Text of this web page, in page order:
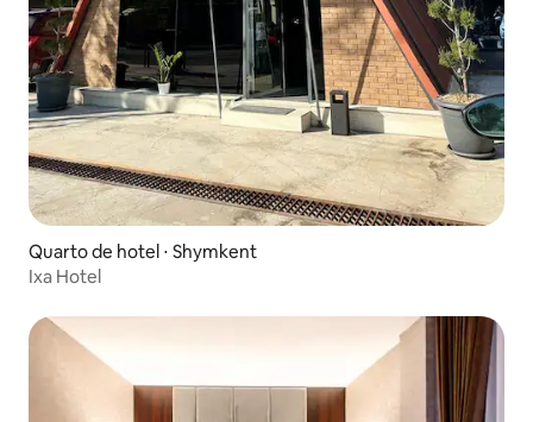
Quarto de hotel ⋅ Shymkent
Ixa Hotel